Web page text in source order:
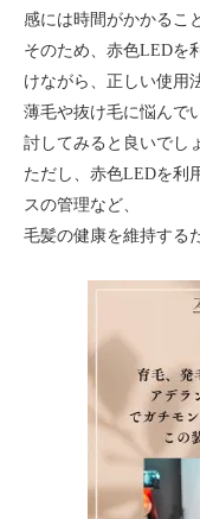
感には時間がかかるこ
そのため、赤色LEDを
けながら、正しい使用
薄毛や抜け毛に悩んで
討してみると良いでし
ただし、赤色LEDを利
スの管理など、
毛髪の健康を維持する